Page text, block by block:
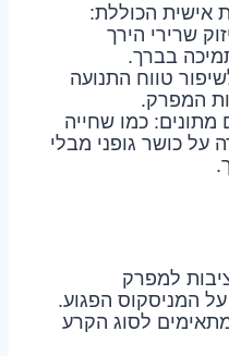
אישית הכוללת:
שרירי הירך
בברך.
טווח התנועה
המפרק.
מתונים: כמו שחייה
על כושר גופני מבלי
למפרק
המניסקוס הפגוע.
לסוג הקרע